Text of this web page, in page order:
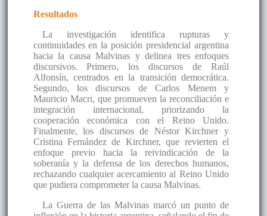
Resultados
La investigación identifica rupturas y
continuidades en la posición presidencial argentina
hacia la causa Malvinas y delinea tres enfoques
discursivos. Primero, los discursos de Raúl
Alfonsín, centrados en la transición democrática.
Segundo, los discursos de Carlos Menem y
Mauricio Macri, que promueven la reconciliación e
integración internacional, priorizando la
cooperación económica con el Reino Unido.
Finalmente, los discursos de Néstor Kirchner y
Cristina Fernández de Kirchner, que revierten el
enfoque previo hacia la reivindicación de la
soberanía y la defensa de los derechos humanos,
rechazando cualquier acercamiento al Reino Unido
que pudiera comprometer la causa Malvinas.
La Guerra de las Malvinas marcó un punto de